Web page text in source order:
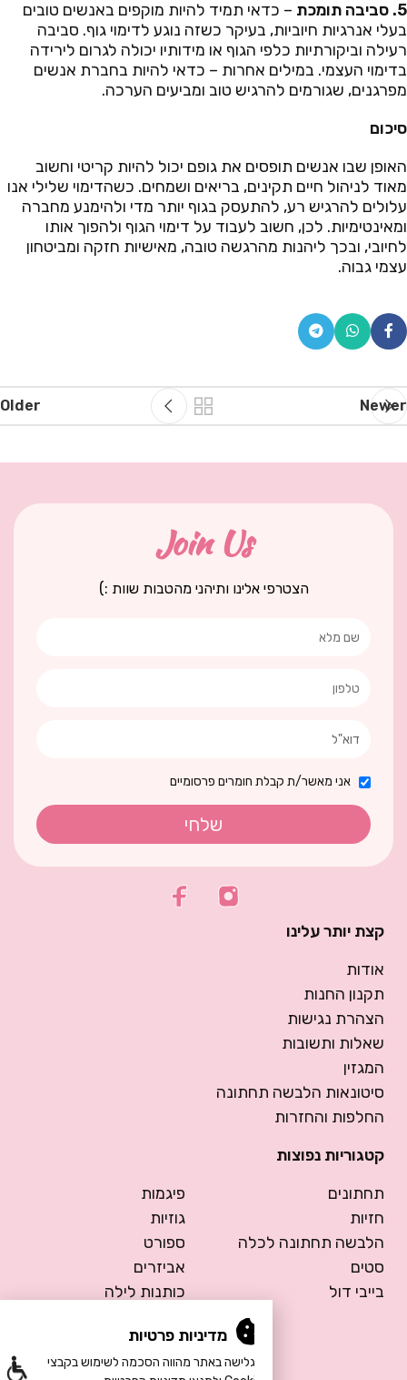
5. סביבה תומכת
– כדאי תמיד להיות מוקפים באנשים טובים
בעלי אנרגיות חיוביות, בעיקר כשזה נוגע לדימוי גוף. סביבה
רעילה וביקורתיות כלפי הגוף או מידותיו יכולה לגרום לירידה
בדימוי העצמי. במילים אחרות – כדאי להיות בחברת אנשים
מפרגנים, שגורמים להרגיש טוב ומביעים הערכה.
סיכום
האופן שבו אנשים תופסים את גופם יכול להיות קריטי וחשוב
מאוד לניהול חיים תקינים, בריאים ושמחים. כשהדימוי שלילי אנו
עלולים להרגיש רע, להתעסק בגוף יותר מדי ולהימנע מחברה
ומאינטימיות. לכן, חשוב לעבוד על דימוי הגוף ולהפוך אותו
לחיובי, ובכך ליהנות מהרגשה טובה, מאישיות חזקה ומביטחון
עצמי גבוה.
Newer
Older
Join Us
הצטרפי אלינו ותיהני מהטבות שוות :)
אני מאשר/ת קבלת חומרים פרסומיים
שלחי
קצת יותר עלינו
אודות
תקנון החנות
הצהרת נגישות
שאלות ותשובות
המגזין
סיטונאות הלבשה תחתונה
החלפות והחזרות
קטגוריות נפוצות
תחתונים
חזיות
הלבשה תחתונה לכלה
סטים
בייבי דול
פיגמות
גוזיות
ספורט
אביזרים
כותנות לילה
מדיניות פרטיות
הגלישה באתר מהווה הסכמה לשימוש בקבצי